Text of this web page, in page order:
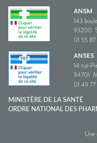
ANSM
143
93200
01 55
ANSES
14 rue
94701
01 49
MINISTÈRE DE LA SANTÉ
ORDRE NATIONAL DES
Une